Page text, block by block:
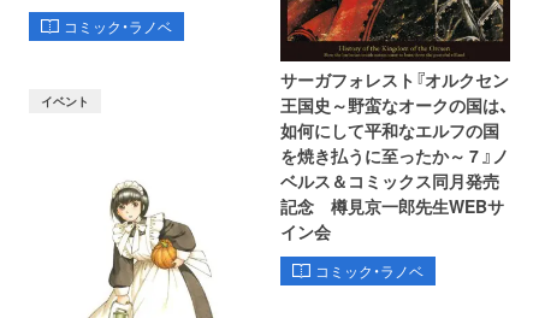
コミック・ラノベ
サーガフォレスト『オルクセン
王国史～野蛮なオークの国は、
如何にして平和なエルフの国
を焼き払うに至ったか～ 7 』ノ
ベルス＆コミックス同月発売
記念 樽見京一郎先生WEBサ
イン会
コミック・ラノベ
イベント